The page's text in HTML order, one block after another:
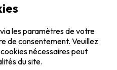
les paramètres de votre
de consentement. Veuillez
nécessaires peut
du site.